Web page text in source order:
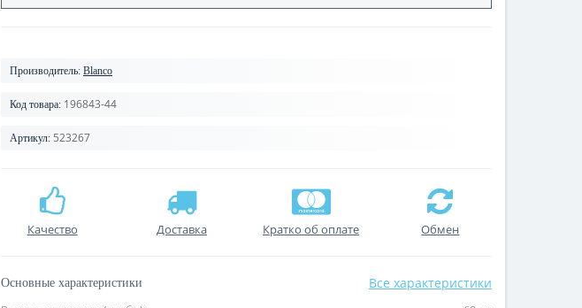
Производитель: Blanco
Код товара: 196843-44
Артикул: 523267
Качество Доставка Кратко об оплате Обмен
Основные характеристики Все характеристики